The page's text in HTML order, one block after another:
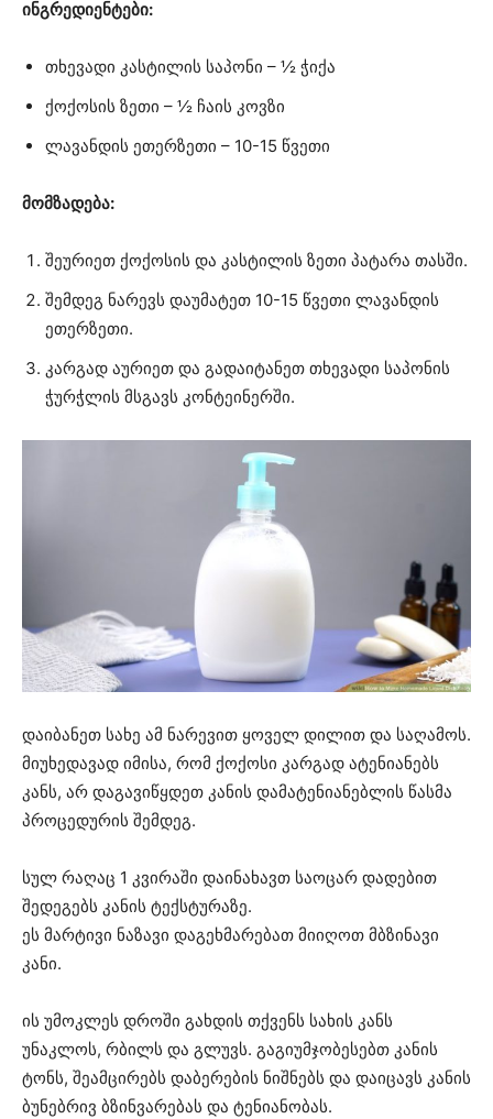
ინგრედიენტები:
თხევადი კასტილის საპონი – ½ ჭიქა
ქოქოსის ზეთი – ½ ჩაის კოვზი
ლავანდის ეთერზეთი – 10-15 წვეთი
მომზადება:
შეურიეთ ქოქოსის და კასტილის ზეთი პატარა თასში.
შემდეგ ნარევს დაუმატეთ 10-15 წვეთი ლავანდის
ეთერზეთი.
კარგად აურიეთ და გადაიტანეთ თხევადი საპონის
ჭურჭლის მსგავს კონტეინერში.
დაიბანეთ სახე ამ ნარევით ყოველ დილით და საღამოს.
მიუხედავად იმისა, რომ ქოქოსი კარგად ატენიანებს
კანს, არ დაგავიწყდეთ კანის დამატენიანებლის წასმა
პროცედურის შემდეგ.
სულ რაღაც 1 კვირაში დაინახავთ საოცარ დადებით
შედეგებს კანის ტექსტურაზე.
ეს მარტივი ნაზავი დაგეხმარებათ მიიღოთ მბზინავი
კანი.
ის უმოკლეს დროში გახდის თქვენს სახის კანს
უნაკლოს, რბილს და გლუვს. გაგიუმჯობესებთ კანის
ტონს, შეამცირებს დაბერების ნიშნებს და დაიცავს კანის
ბუნებრივ ბზინვარებას და ტენიანობას.